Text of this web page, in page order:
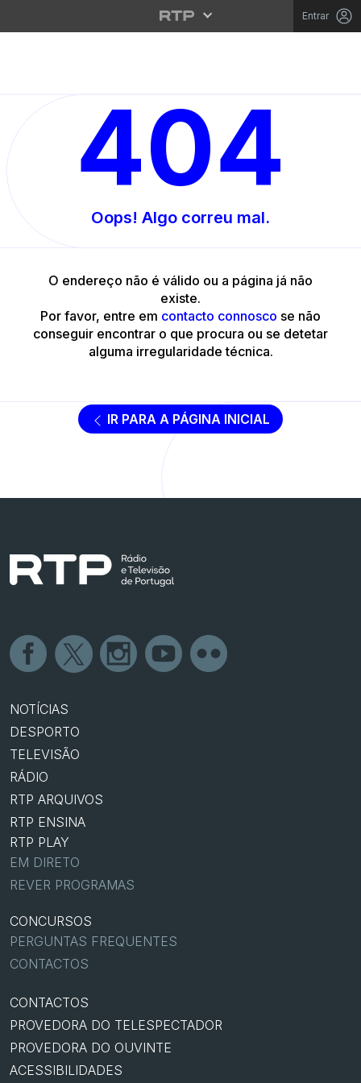
Entrar
404
Oops! Algo correu mal.
O endereço não é válido ou a página já não
existe.
Por favor, entre em contacto connosco se não
conseguir encontrar o que procura ou se detetar
alguma irregularidade técnica.
IR PARA A PÁGINA INICIAL
NOTÍCIAS
DESPORTO
TELEVISÃO
RÁDIO
RTP ARQUIVOS
RTP ENSINA
RTP PLAY
EM DIRETO
REVER PROGRAMAS
CONCURSOS
PERGUNTAS FREQUENTES
CONTACTOS
CONTACTOS
PROVEDORA DO TELESPECTADOR
PROVEDORA DO OUVINTE
ACESSIBILIDADES